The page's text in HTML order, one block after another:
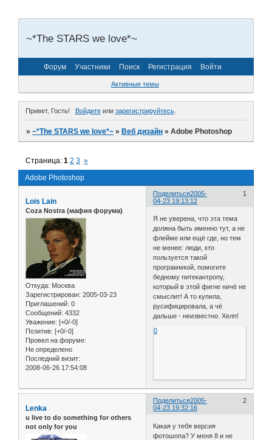
~*The STARS we love*~
Форум Участники Поиск Регистрация Войти
Активные темы
Привет, Гость! Войдитеили зарегистрируйтесь.
»~*The STARS we love*~ »Веб дизайн »Adobe Photoshop
Adobe Photoshop
Страница:1 2 3 »
Поделиться 1
2005-
04-23 19:13:12
Lois Lain
Coza Nostra (мафия форума)
Откуда: Москва
Зарегистрирован: 2005-03-23
Приглашений: 0
Сообщений: 4332
Уважение: [+0/-0]
Позитив: [+0/-0]
Провел на форуме:
Не определено
Последний визит:
2008-06-26 17:54:08
Я не уверена, что эта тема
должна быть именно тут, а не
флейме или ещё где, но тем
не менее: люди, кто
пользуется такой
программкой, помогите
бедному питекантропу,
который в этой фигне ничё не
смыслит! А то купила,
русифицировала, а чё
дальше - неизвестно. Хелп!
0
Поделиться 2
2005-
04-23 19:32:16
Lenka
u live to do something for others
not only for you
Какая у тебя версия
фотошопа? У меня 8 и не